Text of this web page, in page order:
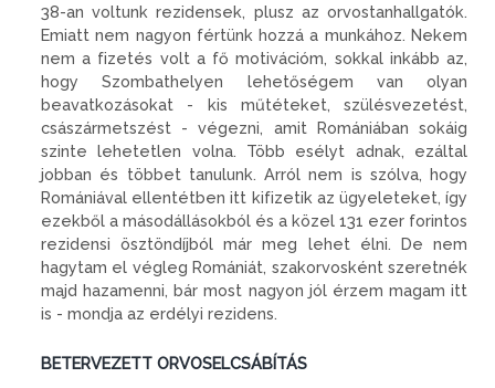
38-an voltunk rezidensek, plusz az or­vostanhallgatók.
Emiatt nem na­gyon fértünk hozzá a munkához. Nekem
nem a fizetés volt a fő mo­tivációm, sokkal inkább az,
hogy Szombathelyen lehetőségem van olyan
beavatkozásokat - kis mű­téteket, szülésvezetést,
császár­metszést - végezni, amit Romá­niában sokáig
szinte lehetetlen volna. Több esélyt adnak, ezáltal
jobban és többet tanulunk. Arról nem is szólva, hogy
Romániával ellentétben itt kifizetik az ügyele­teket, így
ezekből a másodállások­ból és a közel 131 ezer forintos
re­zidensi ösztöndíjból már meg le­het élni. De nem
hagytam el végleg Romániát, szakorvosként szeret­nék
majd hazamenni, bár most nagyon jól érzem magam itt
is - mondja az erdélyi rezidens.
BETERVEZETT ORVOSELCSÁBÍTÁS